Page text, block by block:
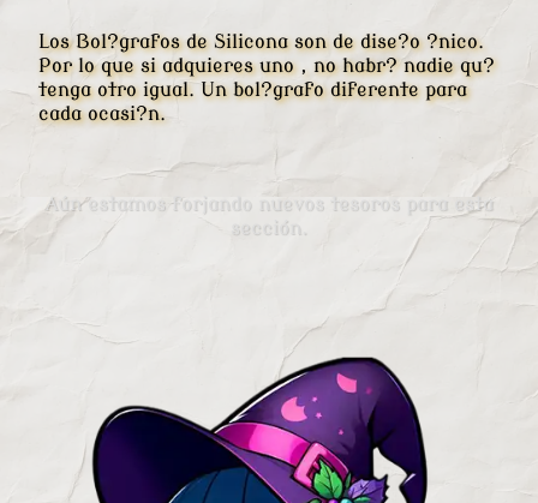
Los Bol?grafos de Silicona son de dise?o ?nico.
Por lo que si adquieres uno , no habr? nadie qu?
tenga otro igual. Un bol?grafo diferente para
cada ocasi?n.
Aún estamos forjando nuevos tesoros para esta
sección.